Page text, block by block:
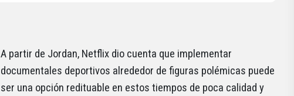
A partir de Jordan, Netflix dio cuenta que implementar
documentales deportivos alrededor de figuras polémicas puede
ser una opción redituable en estos tiempos de poca calidad y